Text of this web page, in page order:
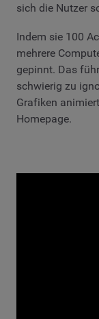
sich die Nutzer
Indem sie 100
mehrere
gepinnt. Das
schwierig zu
Grafiken
Homepage.